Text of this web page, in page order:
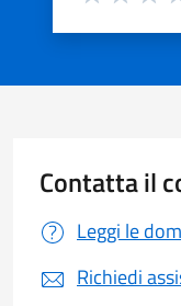
Contatta il
Leggi le
Richiedi